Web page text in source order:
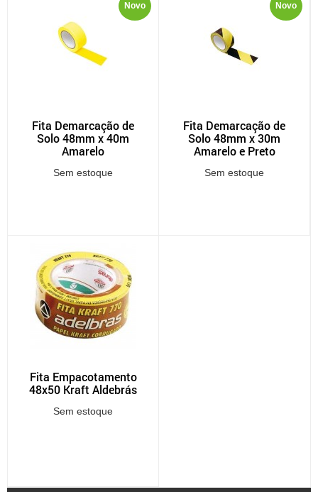
Novo
Fita Demarcação de
Solo 48mm x 40m
Amarelo
Sem estoque
Novo
Fita Demarcação de
Solo 48mm x 30m
Amarelo e Preto
Sem estoque
Fita Empacotamento
48x50 Kraft Aldebrás
Sem estoque